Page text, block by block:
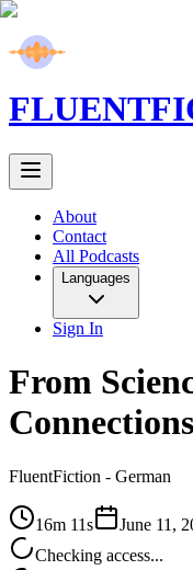
FLUENT
About
Contact
All Podcasts
Languages
Sign In
From
FluentFiction - German
16m 11s
June 11,
Checking access...